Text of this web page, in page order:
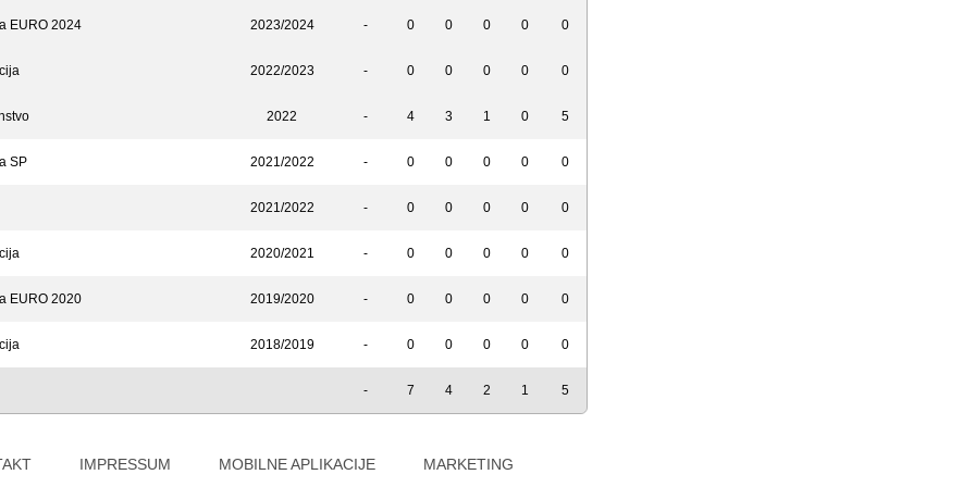
EURO 2024 2023/2024 - 0 0 0 0 0
2022/2023 - 0 0 0 0 0
2022 - 4 3 1 0 5
SP 2021/2022 - 0 0 0 0 0
2021/2022 - 0 0 0 0 0
2020/2021 - 0 0 0 0 0
EURO 2020 2019/2020 - 0 0 0 0 0
2018/2019 - 0 0 0 0 0
- 7 4 2 1 5
IMPRESSUM MOBILNE APLIKACIJE MARKETING